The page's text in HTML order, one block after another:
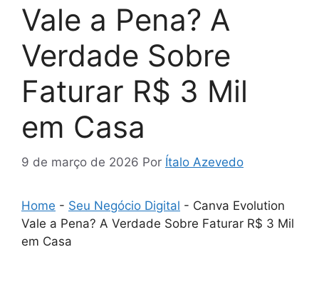
Vale a Pena? A
Verdade Sobre
Faturar R$ 3 Mil
em Casa
9 de março de 2026 Por Ítalo Azevedo
Home - Seu Negócio Digital - Canva Evolution
Vale a Pena? A Verdade Sobre Faturar R$ 3 Mil
em Casa